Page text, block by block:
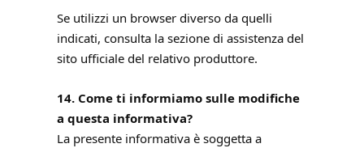
Se utilizzi un browser diverso da quelli
indicati, consulta la sezione di assistenza del
sito ufficiale del relativo produttore.
14. Come ti informiamo sulle modifiche
a questa informativa?
La presente informativa è soggetta a